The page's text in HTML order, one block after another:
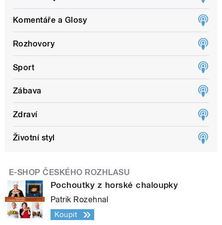
Komentáře a Glosy
Rozhovory
Sport
Zábava
Zdraví
Životní styl
E-SHOP ČESKÉHO ROZHLASU
Pochoutky z horské chaloupky
Patrik Rozehnal
Koupit